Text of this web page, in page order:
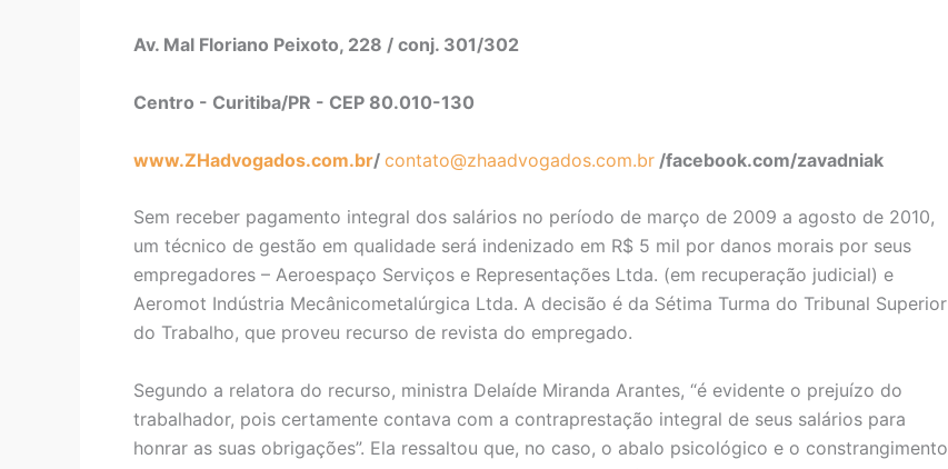
Av. Mal Floriano Peixoto, 228 / conj. 301/302
Centro - Curitiba/PR - CEP 80.010-130
www.ZHadvogados.com.br/ contato@zhaadvogados.com.br /facebook.com/zavadniak
Sem receber pagamento integral dos salários no período de março de 2009 a agosto de 2010,
um técnico de gestão em qualidade será indenizado em R$ 5 mil por danos morais por seus
empregadores – Aeroespaço Serviços e Representações Ltda. (em recuperação judicial) e
Aeromot Indústria Mecânicometalúrgica Ltda. A decisão é da Sétima Turma do Tribunal Superior
do Trabalho, que proveu recurso de revista do empregado.
Segundo a relatora do recurso, ministra Delaíde Miranda Arantes, “é evidente o prejuízo do
trabalhador, pois certamente contava com a contraprestação integral de seus salários para
honrar as suas obrigações”. Ela ressaltou que, no caso, o abalo psicológico e o constrangimento